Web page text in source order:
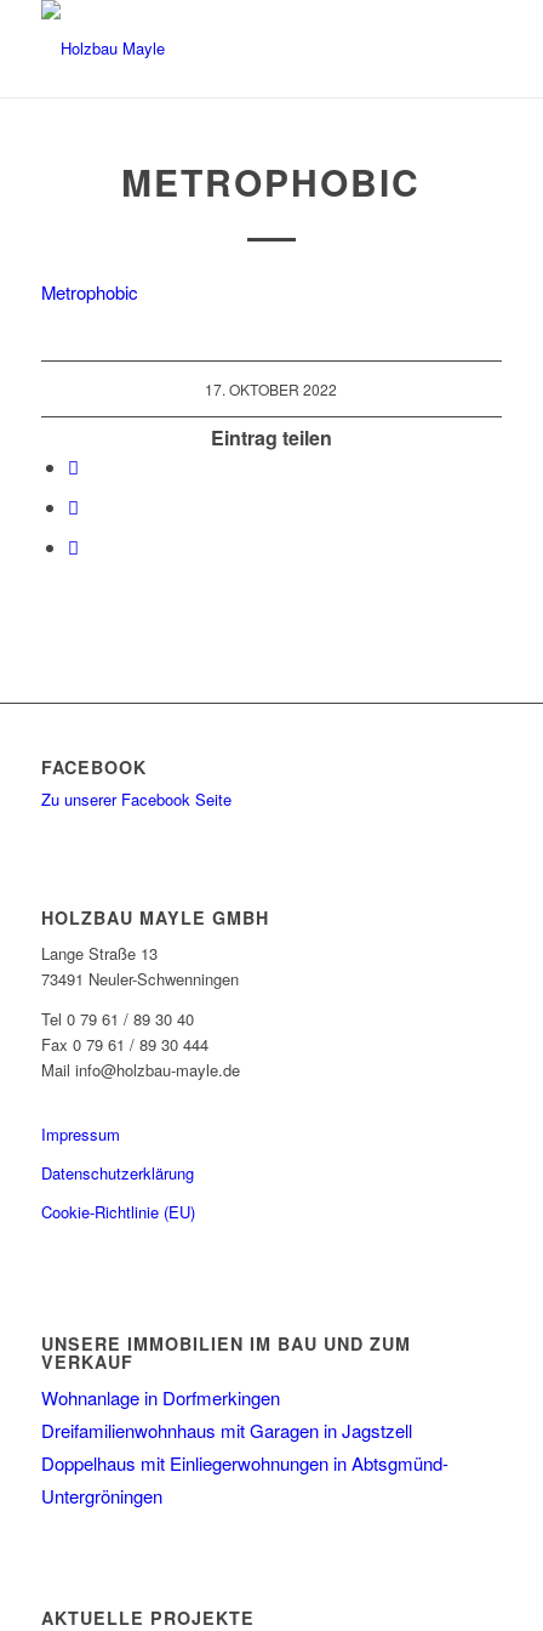
METROPHOBIC
Metrophobic
17. OKTOBER 2022
Eintrag teilen
FACEBOOK
Zu unserer Facebook Seite
HOLZBAU MAYLE GMBH
Lange Straße 13
73491 Neuler-Schwenningen
Tel 0 79 61 / 89 30 40
Fax 0 79 61 / 89 30 444
Mail info@holzbau-mayle.de
Impressum
Datenschutzerklärung
Cookie-Richtlinie (EU)
UNSERE IMMOBILIEN IM BAU UND ZUM
VERKAUF
Wohnanlage in Dorfmerkingen
Dreifamilienwohnhaus mit Garagen in Jagstzell
Doppelhaus mit Einliegerwohnungen in Abtsgmünd-
Untergröningen
AKTUELLE PROJEKTE